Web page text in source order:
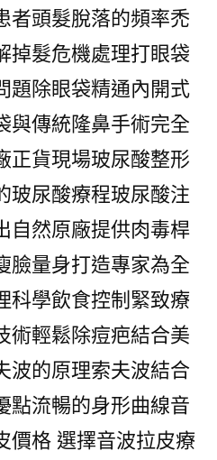
者頭髮脫落的頻率禿
掉髮危機處理打眼袋
題除眼袋精通內開式
與傳統隆鼻手術完全
正貨現場玻尿酸整形
玻尿酸療程玻尿酸注
自然原廠提供肉毒桿
臉量身打造專家為全
科學飲食控制緊致療
術輕鬆除痘疤結合美
波的原理索夫波結合
點流暢的身形曲線音
價格 選擇音波拉皮療